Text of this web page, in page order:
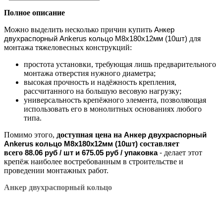
Полное описание
Можно выделить несколько причин купить Анкер
двухраспорный Ankerus кольцо М8х180х12мм (10шт) для
монтажа тяжеловесных конструкций:
простота установки, требующая лишь предварительного
монтажа отверстия нужного диаметра;
высокая прочность и надёжность крепления,
рассчитанного на большую весовую нагрузку;
универсальность крепёжного элемента, позволяющая
использовать его в монолитных основаниях любого
типа.
Помимо этого, доступная цена на Анкер двухраспорный
Ankerus кольцо М8х180х12мм (10шт) составляет
всего 88.06 руб / шт и 675.05 руб / упаковка- делает этот
крепёж наиболее востребованным в строительстве и
проведении монтажных работ.
Анкер двухраспорный кольцо